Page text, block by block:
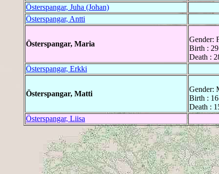
Österspangar, Juha (Johan)
Österspangar, Antti
Österspangar, Maria
Gender:
Birth :
Death :
Österspangar, Erkki
Österspangar, Matti
Gender:
Birth :
Death :
Österspangar, Liisa